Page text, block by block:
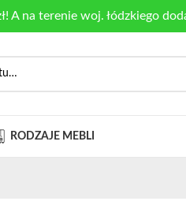
A na terenie woj. łódzkiego
RODZAJE MEBLI